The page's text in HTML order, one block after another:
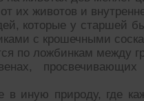
их животов и
которые у
с крошечными
по ложбинкам между
в иную природу, где